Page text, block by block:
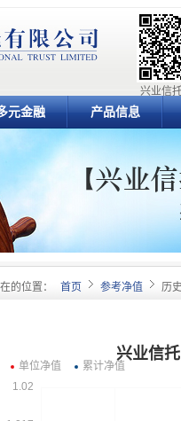
兴业信
元金融 产品信息
的位置： 首页 参考净值 历